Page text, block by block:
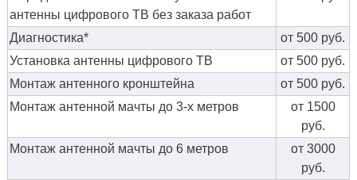
антенны цифрового ТВ без заказа работ
Диагностика*
от 500 руб.
Установка антенны цифрового ТВ
от 500 руб.
Монтаж антенного кронштейна
от 500 руб.
Монтаж антенной мачты до 3-х метров
от 1500
руб.
Монтаж антенной мачты до 6 метров
от 3000
руб.